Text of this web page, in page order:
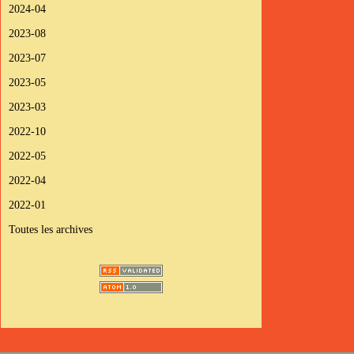
2024-04
2023-08
2023-07
2023-05
2023-03
2022-10
2022-05
2022-04
2022-01
Toutes les archives